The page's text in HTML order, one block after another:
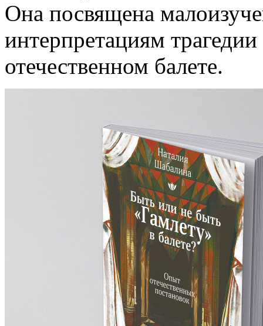
Она посвящена
интерпретациям
отечественном балете.